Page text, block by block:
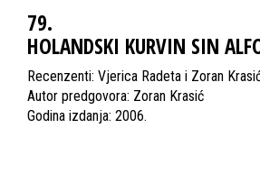
79.
HOLANDSKI KURVIN SIN
Recenzenti: Vjerica Radeta i Zoran
Autor predgovora: Zoran Krasić
Godina izdanja: 2006.